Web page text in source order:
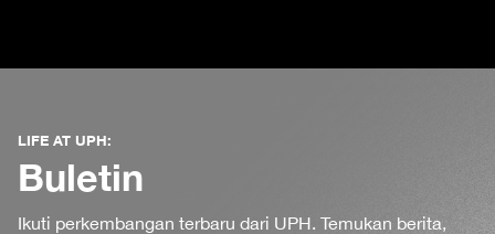
LIFE AT UPH:
Buletin
Ikuti perkembangan terbaru dari UPH. Temukan berita,